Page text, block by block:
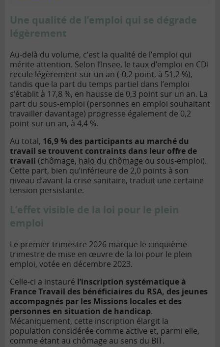
Une qualité de l’emploi qui se dégrade
légèrement
Au-delà du volume, c’est la qualité de l’emploi qui
mérite attention. Selon l’Insee, le taux d’emploi en CDI
recule légèrement sur un an (-0,2 point, à 51,2 %),
tandis que la part du temps partiel dans l’emploi
s’établit à 17,8 %, en hausse de 0,3 point sur un an. La
part du sous-emploi (personnes en emploi souhaitant
travailler davantage) progresse également de 0,2
point sur un an, à 4,4 %.
Au total, 16,9 % des participants au marché du
travail se trouvent contraints dans leur offre de
travail (chômage, halo du chômage ou sous-emploi).
Cette part, bien qu’inférieure de 2,0 points à son
niveau d’avant la crise sanitaire, traduit une certaine
tension persistante.
L’effet visible de la loi pour le plein
emploi
Le premier trimestre 2026 marque le cinquième
trimestre de mise en œuvre de la loi pour le plein
emploi, votée en décembre 2023.
Celle-ci a instauré l’inscription systématique à
France Travail des bénéficiaires du RSA, des jeunes
accompagnés par les Missions locales et des
personnes en situation de handicap.
Mécaniquement, cette inscription élargit la
population considérée comme active et, parmi elle,
comme étant au chômage au sens du BIT.